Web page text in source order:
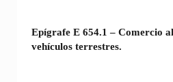
Epígrafe E 654.1 – Comercio
vehículos terrestres.